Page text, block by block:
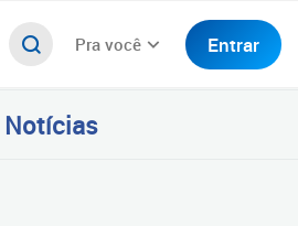
Pra você Entrar
Notícias